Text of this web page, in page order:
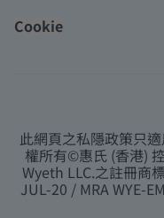
Cookie
此網頁之私隱政策只
權所有©惠氏 (香港)
Wyeth LLC.之註冊商
JUL-20 / MRA WYE-